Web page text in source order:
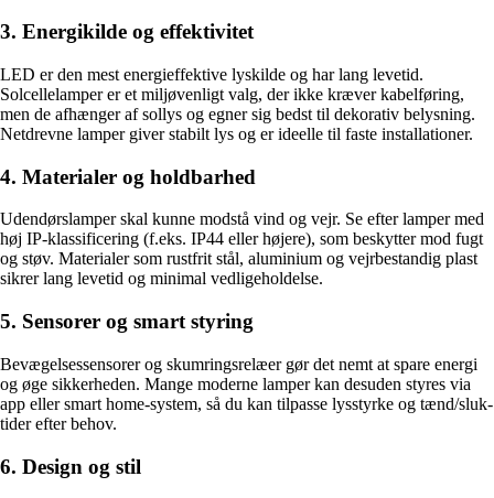
3. Energikilde og effektivitet
LED er den mest energieffektive lyskilde og har lang levetid.
Solcellelamper er et miljøvenligt valg, der ikke kræver kabelføring,
men de afhænger af sollys og egner sig bedst til dekorativ belysning.
Netdrevne lamper giver stabilt lys og er ideelle til faste installationer.
4. Materialer og holdbarhed
Udendørslamper skal kunne modstå vind og vejr. Se efter lamper med
høj IP-klassificering (f.eks. IP44 eller højere), som beskytter mod fugt
og støv. Materialer som rustfrit stål, aluminium og vejrbestandig plast
sikrer lang levetid og minimal vedligeholdelse.
5. Sensorer og smart styring
Bevægelsessensorer og skumringsrelæer gør det nemt at spare energi
og øge sikkerheden. Mange moderne lamper kan desuden styres via
app eller smart home-system, så du kan tilpasse lysstyrke og tænd/sluk-
tider efter behov.
6. Design og stil